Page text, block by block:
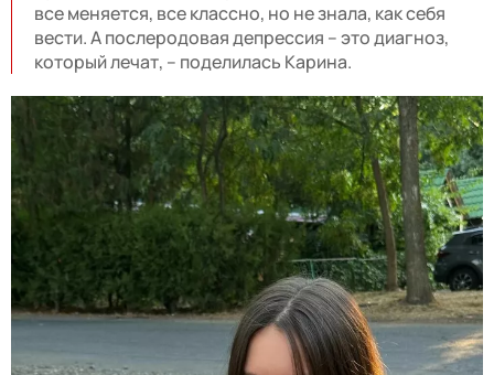
все меняется, все классно, но не знала, как себя
вести. А послеродовая депрессия – это диагноз,
который лечат, – поделилась Карина.